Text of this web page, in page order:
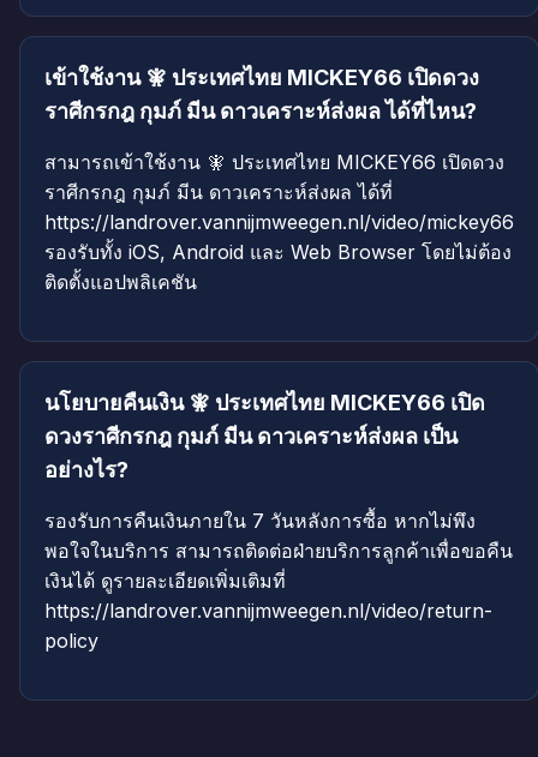
เข้าใช้งาน 🧚 ประเทศไทย MICKEY66 เปิดดวง
ราศีกรกฎ กุมภ์ มีน ดาวเคราะห์ส่งผล ได้ที่ไหน?
สามารถเข้าใช้งาน 🧚 ประเทศไทย MICKEY66 เปิดดวง
ราศีกรกฎ กุมภ์ มีน ดาวเคราะห์ส่งผล ได้ที่
https://landrover.vannijmweegen.nl/video/mickey66
รองรับทั้ง iOS, Android และ Web Browser โดยไม่ต้อง
ติดตั้งแอปพลิเคชัน
นโยบายคืนเงิน 🧚 ประเทศไทย MICKEY66 เปิด
ดวงราศีกรกฎ กุมภ์ มีน ดาวเคราะห์ส่งผล เป็น
อย่างไร?
รองรับการคืนเงินภายใน 7 วันหลังการซื้อ หากไม่พึง
พอใจในบริการ สามารถติดต่อฝ่ายบริการลูกค้าเพื่อขอคืน
เงินได้ ดูรายละเอียดเพิ่มเติมที่
https://landrover.vannijmweegen.nl/video/return-
policy